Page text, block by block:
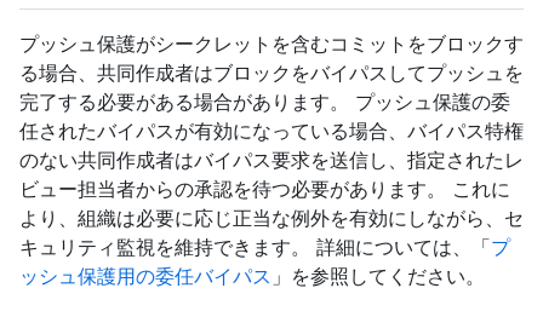
プッシュ保護がシークレットを含むコミットをブロックす
る場合、共同作成者はブロックをバイパスしてプッシュを
完了する必要がある場合があります。 プッシュ保護の委
任されたバイパスが有効になっている場合、バイパス特権
のない共同作成者はバイパス要求を送信し、指定されたレ
ビュー担当者からの承認を待つ必要があります。 これに
より、組織は必要に応じ正当な例外を有効にしながら、セ
キュリティ監視を維持できます。 詳細については、「プ
ッシュ保護用の委任バイパス 」を参照してください。